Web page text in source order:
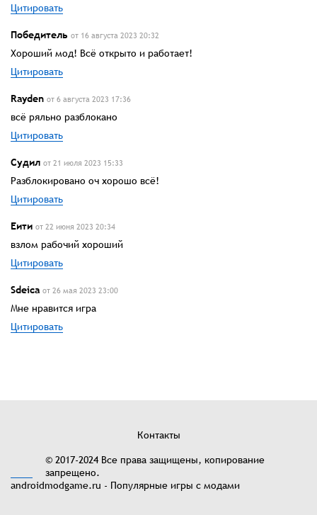
Цитировать
Победитель от 16 августа 2023 20:32
Хороший мод! Всё открыто и работает!
Цитировать
Rayden от 6 августа 2023 17:36
всё ряльно разблокано
Цитировать
Судил от 21 июля 2023 15:33
Разблокировано оч хорошо всё!
Цитировать
Еити от 22 июня 2023 20:34
взлом рабочий хороший
Цитировать
Sdeica от 26 мая 2023 23:00
Мне нравится игра
Цитировать
Контакты
© 2017-2024 Все права защищены, копирование
запрещено.
androidmodgame.ru - Популярные игры с модами